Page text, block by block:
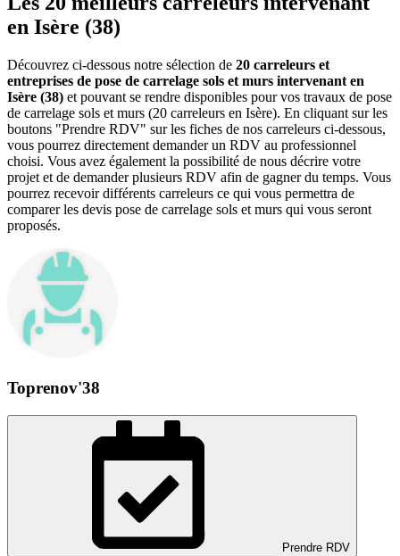
en Isère (38)
Découvrez ci-dessous notre sélection de 20 carreleurs et
entreprises de pose de carrelage sols et murs intervenant en
Isère (38) et pouvant se rendre disponibles pour vos travaux de pose
de carrelage sols et murs (20 carreleurs en Isère). En cliquant sur les
boutons "Prendre RDV" sur les fiches de nos carreleurs ci-dessous,
vous pourrez directement demander un RDV au professionnel
choisi. Vous avez également la possibilité de nous décrire votre
projet et de demander plusieurs RDV afin de gagner du temps. Vous
pourrez recevoir différents carreleurs ce qui vous permettra de
comparer les devis pose de carrelage sols et murs qui vous seront
proposés.
Toprenov'38
Prendre RDV